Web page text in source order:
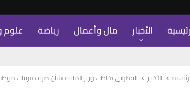
الأخبار مال وأعمال رياضة علوم
الأخبار القطراني يخاطب وزير المالية بشأن صرف مرتبات